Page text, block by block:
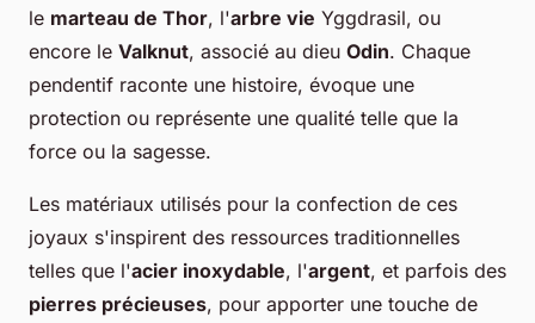
le marteau de Thor, l'arbre vie Yggdrasil, ou
encore le Valknut, associé au dieu Odin. Chaque
pendentif raconte une histoire, évoque une
protection ou représente une qualité telle que la
force ou la sagesse.
Les matériaux utilisés pour la confection de ces
joyaux s'inspirent des ressources traditionnelles
telles que l'acier inoxydable, l'argent, et parfois des
pierres précieuses, pour apporter une touche de